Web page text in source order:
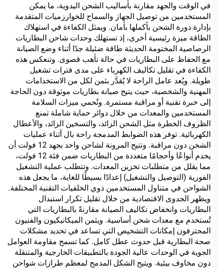
في الوقت والجهد مقارنة بأساليب الشحن اليدوية، ما يمكن
المستخدمين من توصيل الجهاز والسماح للخوارزميات المتقدمة
بإدارة دورة الشحن بأكملها بأمان. ويمثل الكفاءة في استهلاك
الطاقة ميزة رئيسية أخرى، إذ تستهلك وحدات شاحن البطاريات
الرصاصية المختومة الحديثة طاقة ضئيلة جدًا أثناء وضع الصيانة
مع الحفاظ على البطاريات في حالة تأهب قصوى. وتنعكس هذه
الكفاءة في تقليل تكاليف الكهرباء على مدى فترات تشغيل
طويلة. ويُعد عامل الراحة لا يُقدَّر بثمن لكل من الاستخدامات
المهنية والشخصية، حيث يتيح صيانة بطاريات موثوقة دون الحاجة
إلى خبرة تقنية أو مراقبة مستمرة. وتُحمي ميزات السلامة
المستخدمين والمعدات من خلال دوائر حماية شاملة تمنع
الظروف الخطرة مثل الشحن الزائد، والتسخين الزائد، والأعطال
الكهربائية. توفر هذه الضوابط المدمجة راحة بال أثناء عمليات
الشحن دون مراقبة. وتتيح المرونة لشاحن واحد بجهد 12 فولت أن
يخدم أنواعًا وأحجامًا متعددة من البطاريات ضمن فئة 12 فولت،
مما يقلل من متطلبات تخزين المعدات. وتتطلب عملية التشغيل
الفورية (التوصيل والتشغيل) إعدادًا بسيطًا للغاية، ما يجعل هذه
الشواحن في متناول المستخدمين ذوي الخلفيات التقنية المختلفة.
ويظهر الجدوى الاقتصادية من خلال تقليل تكرار استبدال
البطاريات وانخفاض تكاليف الصيانة مقارنةً بالبطاريات التي
تُستخدم مع معدات شحن أساسية. ويثمن الميكانيكيون والفنيون
المحترفون إمكانات التشخيص التي تساعد في تحديد مشكلات
صحة البطارية قبل حدوث عطل كامل. كما تسمح مقاومة العوامل
الجوية في الوحدات عالية الجودة بالتطبيقات الخارجية والمتنقلة
دون مخاوف بيئية. ويتيح الشكل المدمج لمعظم طرازات شواحن